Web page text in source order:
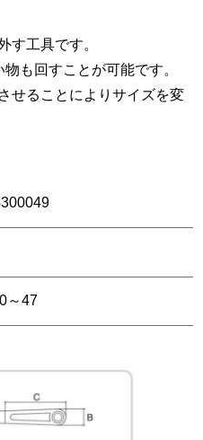
す工具です。
も回すことが可能です。
せることによりサイズを変
～47